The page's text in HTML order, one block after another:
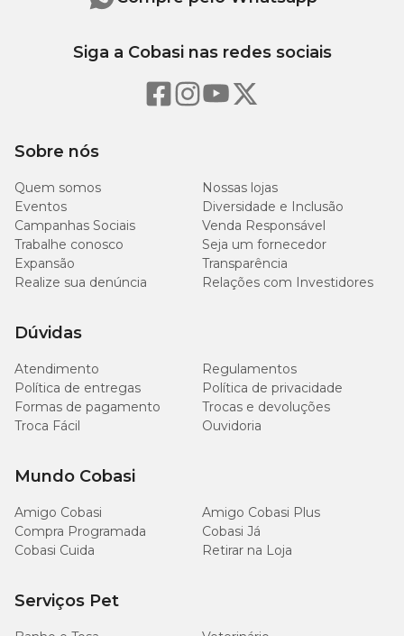
Matéria fibrosa (máx.) 35 g/kg
mg/kg
Cálcio (max.)
8.000
mg/kg
2.500
mg/kg
Energia Metabolizável
(calculada)
45
kcal/unidade
Quantidade recomendada
A quantidade sugerida é de 1 unidade por dia.
Sobre nós
Quem somos
Nossas lojas
Eventos
Diversidade e Inclusão
Campanhas Sociais
Venda Responsável
Trabalhe conosco
Seja um fornecedor
Expansão
Transparência
Realize sua denúncia
Relações com Investidores
Dúvidas
Atendimento
Regulamentos
Política de entregas
Política de privacidade
Formas de pagamento
Trocas e devoluções
Troca Fácil
Ouvidoria
Mundo Cobasi
Amigo Cobasi
Amigo Cobasi Plus
Compra Programada
Cobasi Já
Cobasi Cuida
Retirar na Loja
Serviços Pet
Siga a Cobasi nas redes sociais